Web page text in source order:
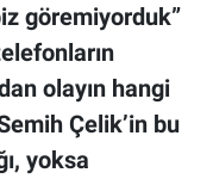
göremiyorduk”
olayın hangi
Çelik’in bu
yoksa